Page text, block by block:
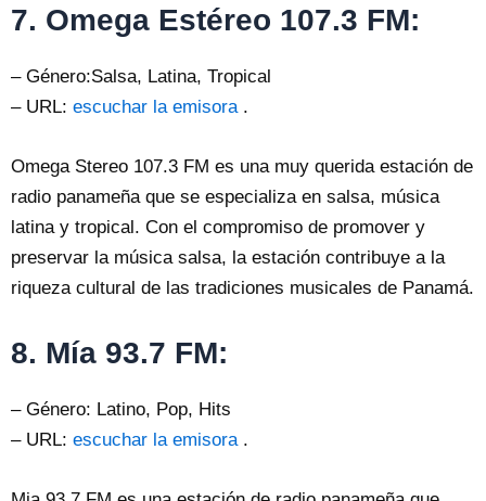
7. Omega Estéreo 107.3 FM:
– Género:Salsa, Latina, Tropical
– URL: escuchar la emisora.
Omega Stereo 107.3 FM es una muy querida estación de
radio panameña que se especializa en salsa, música
latina y tropical. Con el compromiso de promover y
preservar la música salsa, la estación contribuye a la
riqueza cultural de las tradiciones musicales de Panamá.
8. Mía 93.7 FM:
– Género: Latino, Pop, Hits
– URL: escuchar la emisora .